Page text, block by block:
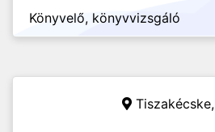
Könyvelő, könyvvizsgáló
Tiszakécske,